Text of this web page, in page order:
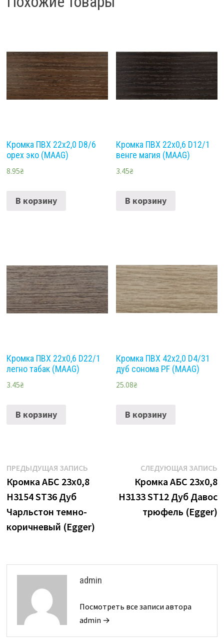
Кромка ПВХ 22х2,0 D8/6
орех эко (MAAG)
8.95₴
В корзину
Кромка ПВХ 22х0,6 D12/1
венге магия (MAAG)
3.45₴
В корзину
Кромка ПВХ 22х0,6 D22/1
легно табак (MAAG)
3.45₴
В корзину
Кромка ПВХ 42х2,0 D4/31
дуб сонома PF (MAAG)
25.08₴
В корзину
Навигация
по
записям
ПРЕДЫДУЩАЯ ЗАПИСЬПредыдущая
запись:
Кромка АБС 23х0,8
H3154 ST36 Дуб
Чарльстон темно-
коричневый (Egger)
СЛЕДУЮЩАЯ ЗАПИСЬ
Кромка АБС 23х0,8
H3133 ST12 Дуб Давос
трюфель (Egger)
admin
Посмотреть все записи автора
admin →